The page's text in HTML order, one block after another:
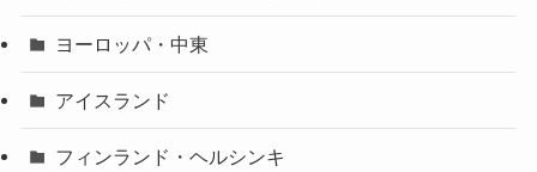
ヨーロッパ・中東
アイスランド
フィンランド・ヘルシンキ